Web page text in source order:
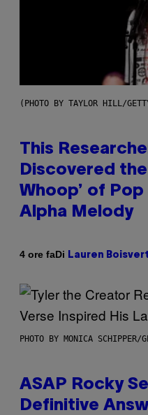
(PHOTO BY TAYLOR HILL/
This
Discovered the
Whoop’ of
Alpha Melody
4 ore faDi Lauren Boisvert
PHOTO BY MONICA SCHIPPER/
ASAP Rocky
Definitive